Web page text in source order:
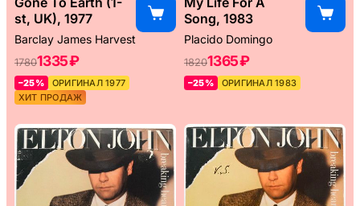
st, UK), 1977
Barclay James Harvest
17801335 ₽
–25%
ОРИГИНАЛ 1977
ХИТ ПРОДАЖ
Song, 1983
Placido Domingo
18201365 ₽
–25% ОРИГИНАЛ 1983